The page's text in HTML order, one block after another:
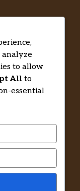
Privacy Policy
•
să-ți
analyze
to allow
All to
essential